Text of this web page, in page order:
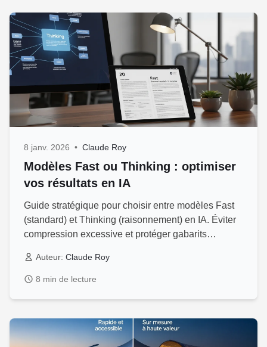
8 janv. 2026 • Claude Roy
Modèles Fast ou Thinking : optimiser
vos résultats en IA
Guide stratégique pour choisir entre modèles Fast
(standard) et Thinking (raisonnement) en IA. Éviter
compression excessive et protéger gabarits
Auteur: Claude Roy
8 min de lecture